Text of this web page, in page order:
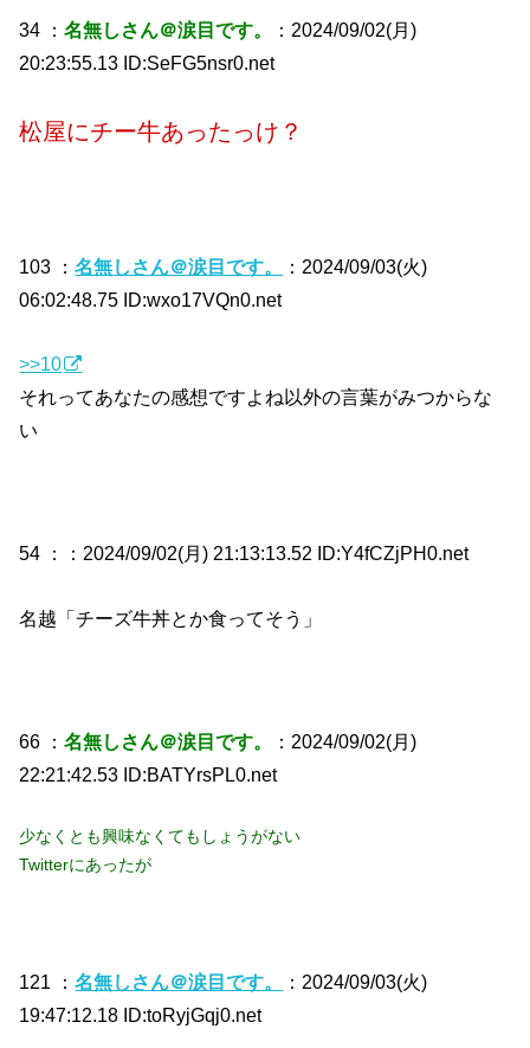
34 ：名無しさん＠涙目です。
：2024/09/02(月)
20:23:55.13 ID:SeFG5nsr0.net
松屋にチー牛あったっけ？
103 ：名無しさん＠涙目です。
：2024/09/03(火)
06:02:48.75 ID:wxo17VQn0.net
>>10
それってあなたの感想ですよね以外の言葉がみつからな
い
54 ： ：2024/09/02(月) 21:13:13.52 ID:Y4fCZjPH0.net
名越「チーズ牛丼とか食ってそう」
66 ：名無しさん＠涙目です。
：2024/09/02(月)
22:21:42.53 ID:BATYrsPL0.net
少なくとも興味なくてもしょうがない
Twitterにあったが
121 ：名無しさん＠涙目です。
：2024/09/03(火)
19:47:12.18 ID:toRyjGqj0.net